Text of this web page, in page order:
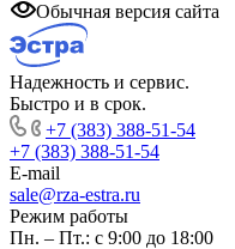
Обычная версия сайта
Надежность и сервис.
Быстро и в срок.
+7 (383) 388-51-54
+7 (383) 388-51-54
E-mail
sale@rza-estra.ru
Режим работы
Пн. – Пт.: с 9:00 до 18:00